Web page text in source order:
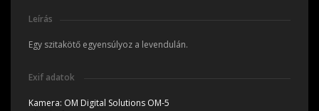
Leírás
Egy szitakötő egyensúlyoz a levendulán.
Exif adatok
Kamera: OM Digital Solutions OM-5